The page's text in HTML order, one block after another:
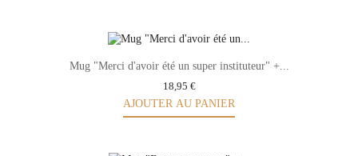
Mug "Merci d'avoir été un super instituteur" +...
18,95 €
AJOUTER AU PANIER